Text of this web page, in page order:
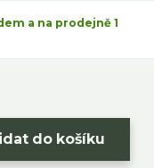
a na prodejně 1
do košíku